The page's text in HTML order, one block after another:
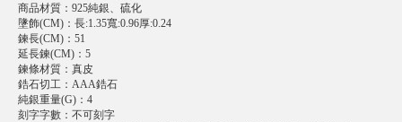
商品材質 ： 925純銀、硫化
墬飾(CM) ： 長:1.35寬:0.96厚:0.24
鍊長(CM) ： 51
延長鍊(CM) ： 5
鍊條材質 ： 真皮
鋯石切工 ： AAA鋯石
純銀重量(G) ： 4
刻字字數 ： 不可刻字